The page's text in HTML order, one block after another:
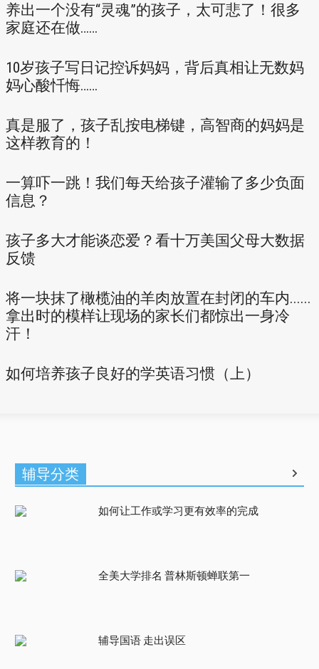
养出一个没有“灵魂”的孩子，太可悲了！很多
家庭还在做……
10岁孩子写日记控诉妈妈，背后真相让无数妈
妈心酸忏悔……
真是服了，孩子乱按电梯键，高智商的妈妈是
这样教育的！
一算吓一跳！我们每天给孩子灌输了多少负面
信息？
孩子多大才能谈恋爱？看十万美国父母大数据
反馈
将一块抹了橄榄油的羊肉放置在封闭的车内......
拿出时的模样让现场的家长们都惊出一身冷
汗！
如何培养孩子良好的学英语习惯（上）
辅导分类
如何让工作或学习更有效率的完成
全美大学排名 普林斯顿蝉联第一
辅导国语 走出误区